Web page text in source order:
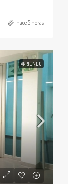
hace 5 horas
ARRIENDO